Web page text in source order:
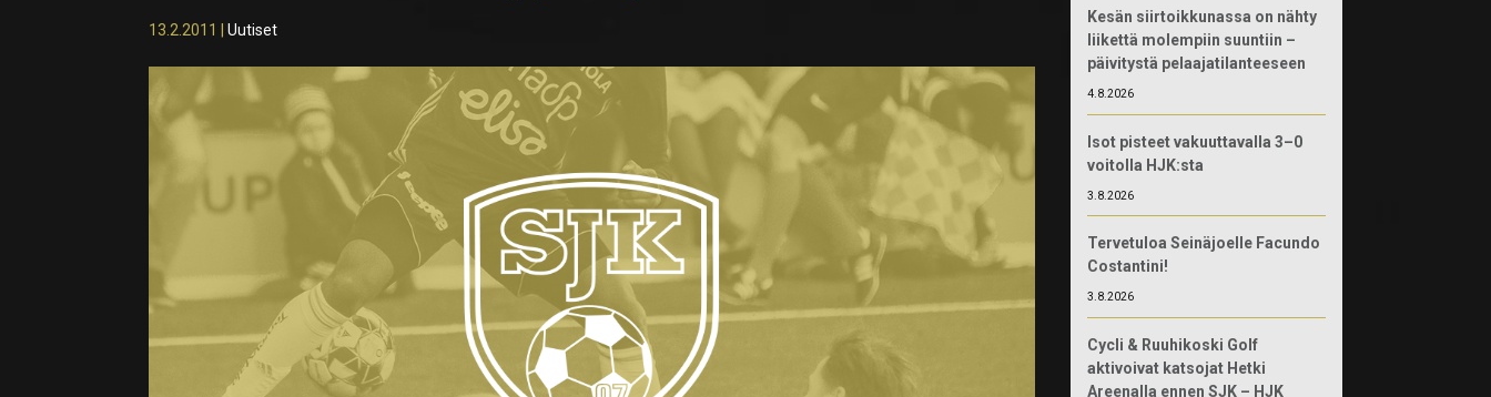
13.2.2011 |Uutiset
Kesän siirtoikkunassa on nähty
liikettä molempiin suuntiin –
päivitystä pelaajatilanteeseen
4.8.2026
Isot pisteet vakuuttavalla 3–0
voitolla HJK:sta
3.8.2026
Tervetuloa Seinäjoelle Facundo
Costantini!
3.8.2026
Cycli & Ruuhikoski Golf
aktivoivat katsojat Hetki
Areenalla ennen SJK – HJK